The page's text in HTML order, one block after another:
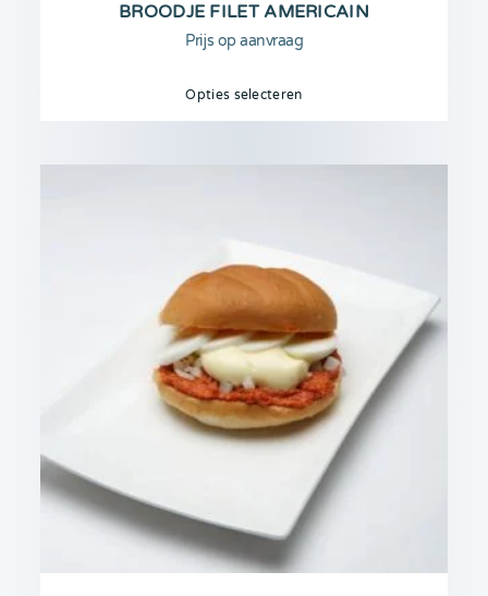
BROODJE FILET AMERICAIN
Prijs op aanvraag
Opties selecteren